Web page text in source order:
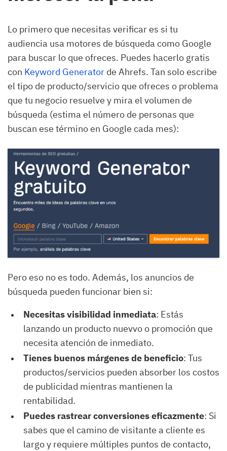
Lo primero que necesitas verificar es si tu
audiencia usa motores de búsqueda como Google
para buscar lo que ofreces. Puedes hacerlo gratis
con Keyword Generator de Ahrefs. Tan solo escribe
el tipo de producto/servicio que ofreces o problema
que tu negocio resuelve y mira el volumen de
búsqueda (estima el número de personas que
buscan ese término en Google cada mes):
Pero eso no es todo. Además, los anuncios de
búsqueda pueden funcionar bien si:
Necesitas visibilidad inmediata: Estás
lanzando un producto nuevvo o promoción que
necesita atención de inmediato.
Tienes buenos márgenes de beneficio: Tus
productos/servicios pueden absorber los costos
de publicidad mientras mantienen la
rentabilidad.
Puedes rastrear conversiones eficazmente: Si
sabes que el camino de visitante a cliente es
largo y requiere múltiples puntos de contacto,